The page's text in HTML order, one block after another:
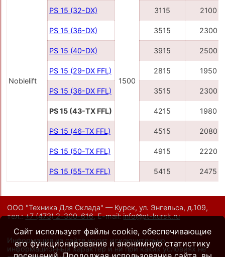
Noblelift 1500
PS 15 (32-DX) 3115 2100
PS 15 (36-DX) 3515 2300
PS 15 (40-DX) 3915 2500
PS 15 (29-DX FFL) 2815 1950
PS 15 (36-DX FFL) 3515 2300
PS 15 (43-TX FFL) 4215 1980
PS 15 (46-TX FFL) 4515 2080
PS 15 (50-TX FFL) 4915 2220
PS 15 (55-TX FFL) 5415 2475
ООО "Техника Для Склада" — Курск, ул. Энгельса, д.109,
тел.:+7 (473) 2-300-616,E-mail:info@pt-kursk.ru
Информация на сайте носит исключительно
информационный характер и ни при каких условиях не
Сайт использует файлы cookie, обеспечивающие
его функционирование и анонимную статистику